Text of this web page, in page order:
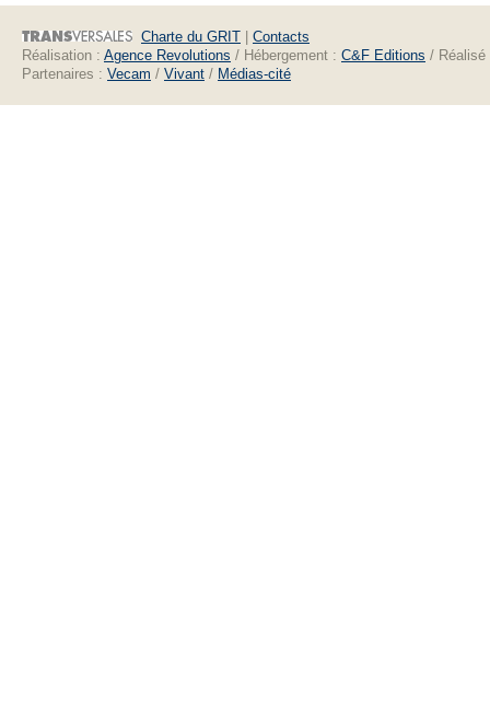
Charte du GRIT
Contacts
Réalisation : Agence Revolutions / Hébergement : C&F Editions /
Partenaires : Vecam / Vivant / Médias-cité